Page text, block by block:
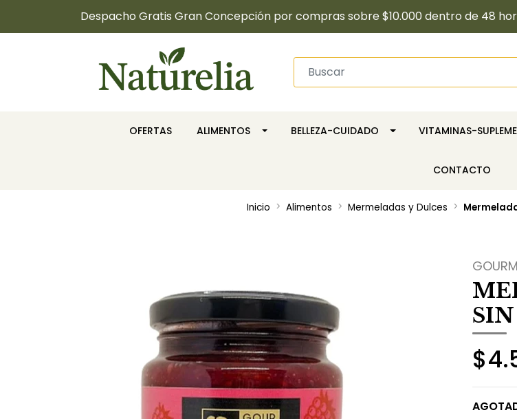
Despacho Gratis Gran Concepción por compras sobre $10.000 dentro de 48
OFERTAS ALIMENTOS BELLEZA-CUIDADO VITAMINAS-
CONTACTO
Inicio Alimentos Mermeladas y Dulces